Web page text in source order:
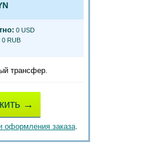
0 USD
0 RUB
трансфер.
→
оформления заказа.